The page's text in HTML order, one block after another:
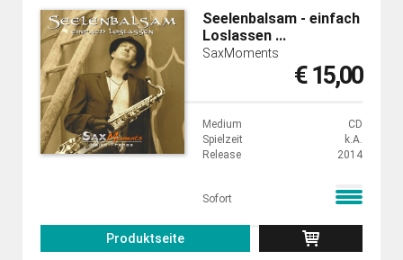
Seelenbalsam - einfach
Loslassen ...
SaxMoments
€ 15,00
Medium
CD
Spielzeit
k.A.
Release
2014
Sofort
Produktseite